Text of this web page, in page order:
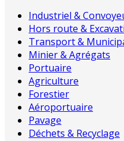
Industriel &
Hors route &
Transport &
Minier & Agrégats
Portuaire
Agriculture
Forestier
Aéroportuaire
Pavage
Déchets & Recyclage